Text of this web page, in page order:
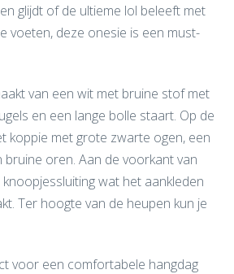
glijdt of de ultieme lol beleeft met
voeten, deze onesie is een must-
van een wit met bruine stof met
en een lange bolle staart. Op de
koppie met grote zwarte ogen, een
bruine oren. Aan de voorkant van
wat het aankleden
Ter hoogte van de heupen kun je
voor een comfortabele hangdag